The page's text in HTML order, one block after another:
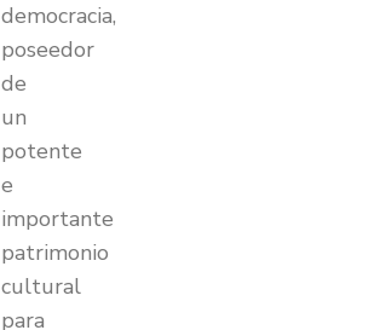
democracia,
poseedor
de
un
potente
e
importante
patrimonio
cultural
para